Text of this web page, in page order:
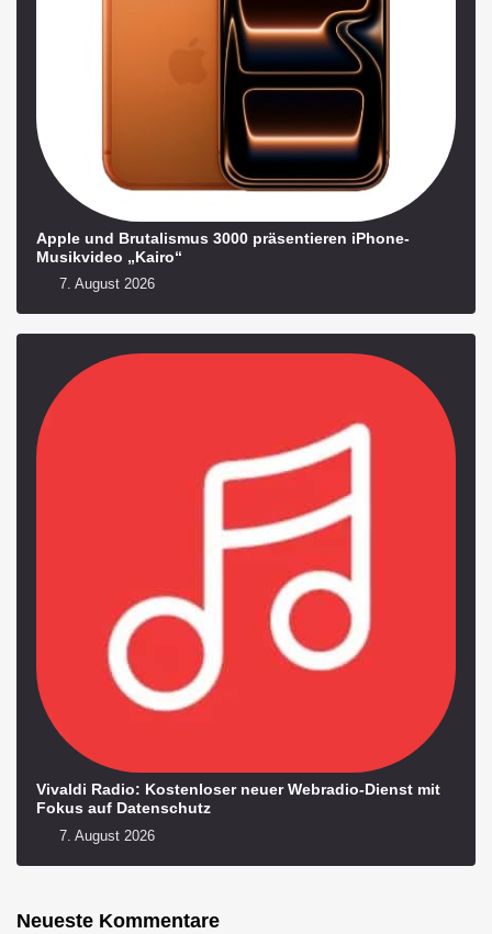
Apple und Brutalismus 3000 präsentieren iPhone-
Musikvideo „Kairo“
7. August 2026
Vivaldi Radio: Kostenloser neuer Webradio-Dienst mit
Fokus auf Datenschutz
7. August 2026
Neueste Kommentare